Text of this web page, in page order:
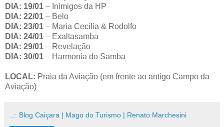
DIA: 19/01 – Inimigos da HP
DIA: 22/01 – Belo
DIA: 23/01 – Maria Cecília & Rodolfo
DIA: 24/01 – Exaltasamba
DIA: 29/01 – Revelação
DIA: 30/01 – Harmonia do Samba
LOCAL: Praia da Aviação (em frente ao antigo Campo da
Aviação)
..:: Blog Caiçara | Mago do Turismo | Renato Marchesini